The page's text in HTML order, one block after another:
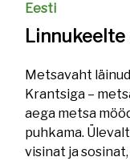
Eesti
Linnukeelte
Metsavaht
Krantsiga –
aega metsa
puhkama.
visinat ja sosinat,